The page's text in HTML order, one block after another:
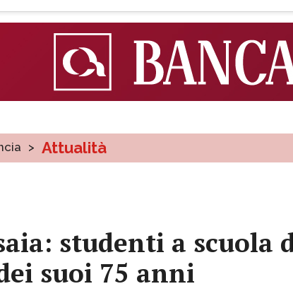
> Attualità
studenti a
suoi 75 anni